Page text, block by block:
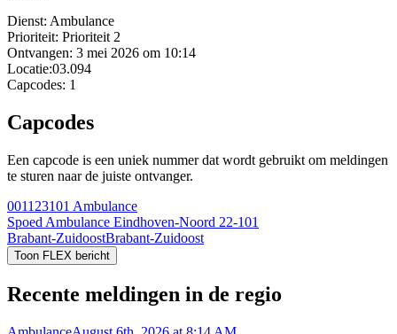
Dienst: Ambulance
Prioriteit: Prioriteit 2
Ontvangen: 3 mei 2026 om 10:14
Locatie:03.094
Capcodes: 1
Capcodes
Een capcode is een uniek nummer dat wordt gebruikt om meldingen
te sturen naar de juiste ontvanger.
001123101 Ambulance
Spoed Ambulance Eindhoven-Noord 22-101
Brabant-ZuidoostBrabant-Zuidoost
Toon FLEX bericht
Recente meldingen in de regio